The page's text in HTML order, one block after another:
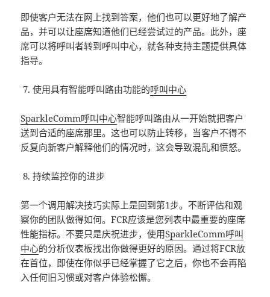
即使客户无法在网上找到答案，他们也可以更好地了解产
品，并可以让座席知道他们已经尝试过的产品。此外，座
席可以将呼叫者转到呼叫中心，就各种支持主题提供具体
指导。
使用具有智能呼叫路由功能的呼叫中心
SparkleComm呼叫中心智能呼叫路由从一开始就把客户
送到合适的座席那里。这也可以防止转移，当客户不得不
反复向新客户解释他们的情况时，这会导致混乱和愤怒。
持续监控你的进步
第一个调用解决技巧实际上是回到第1步。不断评估和观
察你的团队做得如何。FCR应该是您列表中最重要的座席
性能指标。不要只是庆祝进步，使用SparkleComm呼叫
中心的分析仪表板找出你做得更好的原因。通过将FCR放
在首位，即使在你似乎已经掌握了它之后，你也不会再陷
入任何旧习惯或对客户体验松懈。